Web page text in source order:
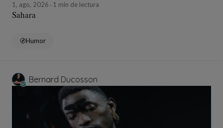
1, ago, 2026 1 min de lectura
Sahara
Humor
Bernard Ducosson